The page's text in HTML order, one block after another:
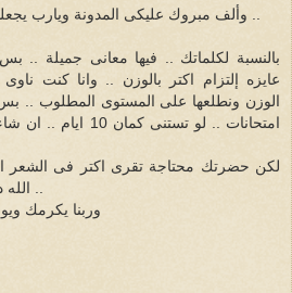
بالنسبة لكلماتك .. فيها معانى جميلة ..
عايزه إلتزام اكتر بالوزن .. وانا كنت
الوزن ونطلعها على المستوى المطلوب ..
امتحانات .. لو تستنى
لكن حضرتك محتاجة تقرى اكتر فى الشعر
وربنا يكرمك